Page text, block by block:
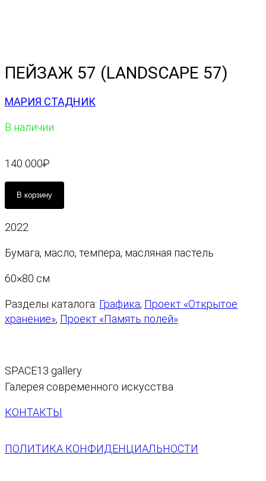
ПЕЙЗАЖ 57 (LANDSCAPE 57)
МАРИЯ СТАДНИК
В наличии
140 000₽
и
ч
с
в
о
в
а
а
й
В корзину
2022
Бумага, масло, темпера, масляная пастель
60×80 см
Разделы каталога: Графика, Проект «Открытое
хранение», Проект «Память полей»
SPACE13 gallery
Галерея современного искусства
КОНТАКТЫ
ПОЛИТИКА КОНФИДЕНЦИАЛЬНОСТИ